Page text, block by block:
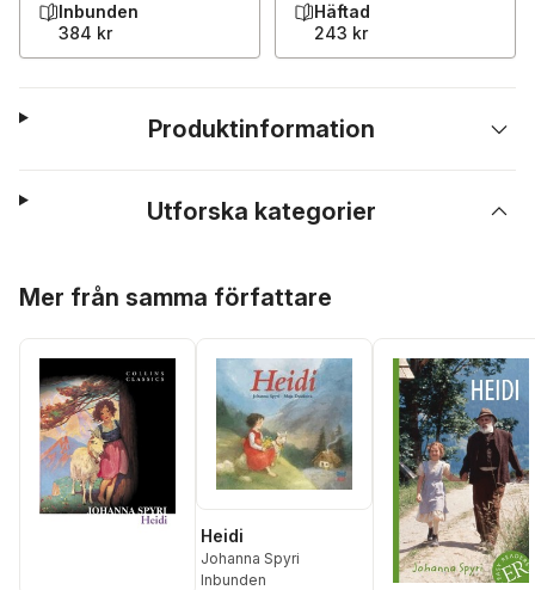
Inbunden
384 kr
Häftad
243 kr
Produktinformation
Utforska kategorier
Mer från samma författare
Heidi
Johanna Spyri
Inbunden